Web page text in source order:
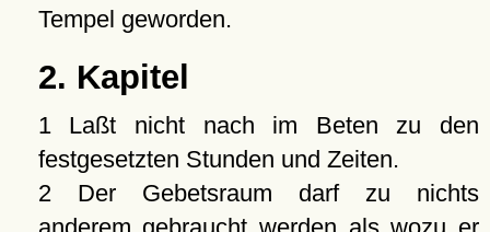
Tempel geworden.
2. Kapitel
1 Laßt nicht nach im Beten zu den
festgesetzten Stunden und Zeiten.
2 Der Gebetsraum darf zu nichts